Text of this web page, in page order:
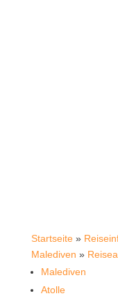
Startseite»
Malediven »
Malediven
Atolle